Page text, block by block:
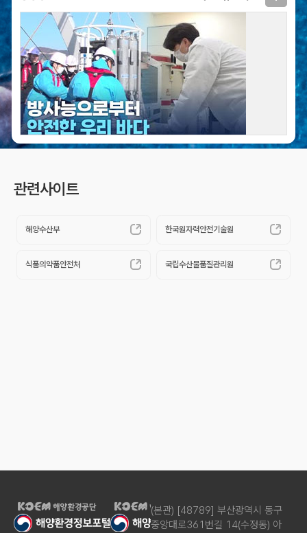
로부터 안전한 우리 바다
선박평형수로 인
관련사이트
해양수산부 한국원자력안전기술원
식품의약품안전처 국립수산물품질관리원
(본관) [48789] 부산광역시 동구
중앙대로361번길 14(수정동) 아
자료실
해양방사능 관련
주요 자료를 제공합니다.
자
료
실
연
구
보
자
법
도